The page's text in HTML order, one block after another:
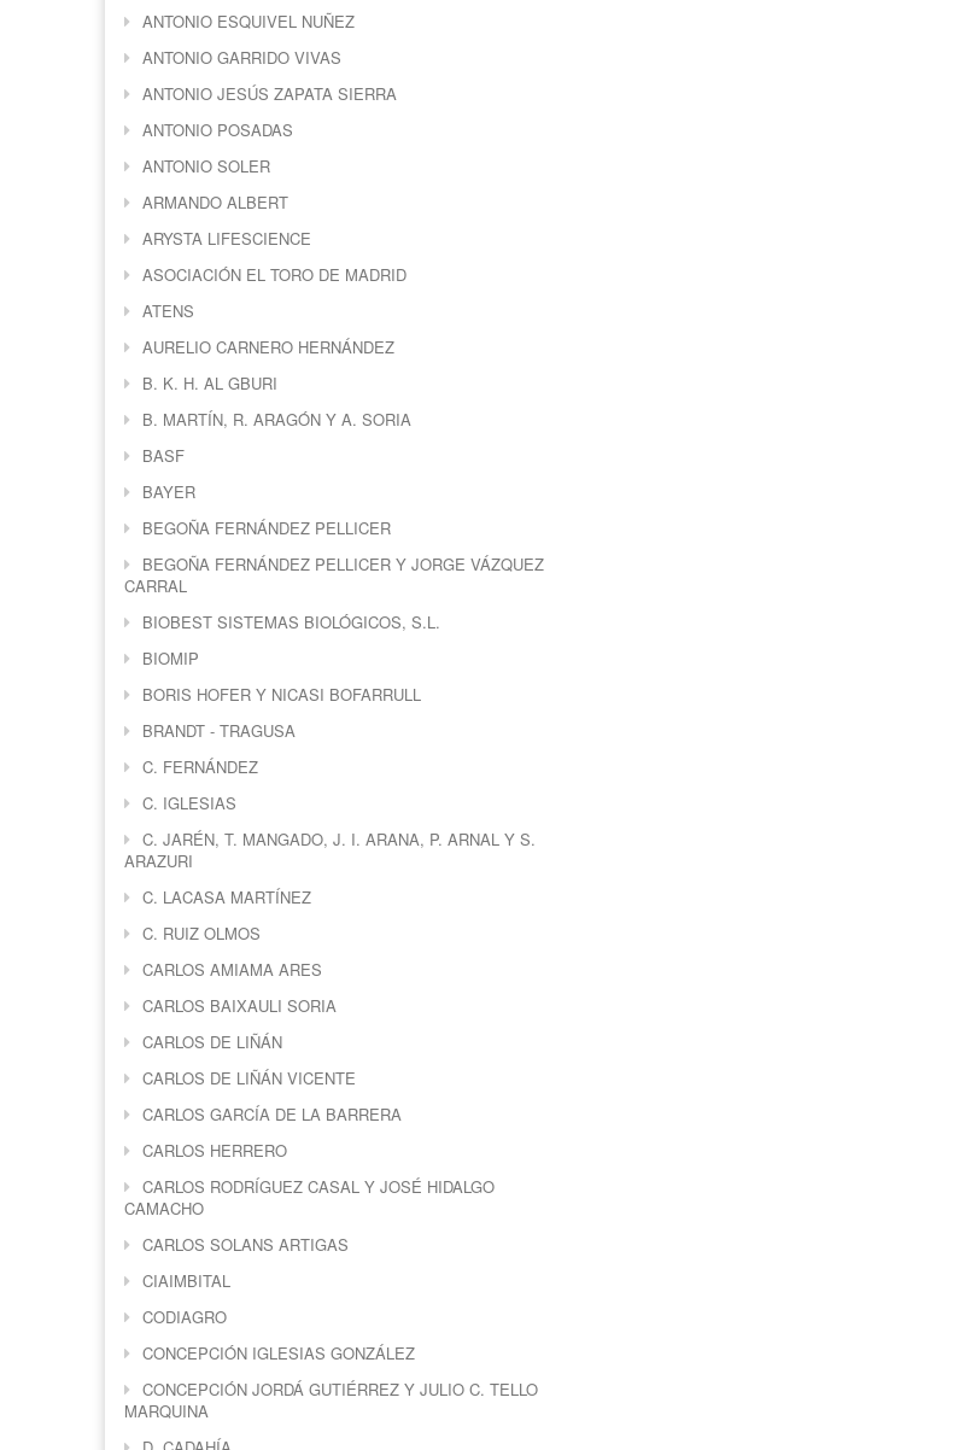
ANTONIO ESQUIVEL NUÑEZ
ANTONIO GARRIDO VIVAS
ANTONIO JESÚS ZAPATA SIERRA
ANTONIO POSADAS
ANTONIO SOLER
ARMANDO ALBERT
ARYSTA LIFESCIENCE
ASOCIACIÓN EL TORO DE MADRID
ATENS
AURELIO CARNERO HERNÁNDEZ
B. K. H. AL GBURI
B. MARTÍN, R. ARAGÓN Y A. SORIA
BASF
BAYER
BEGOÑA FERNÁNDEZ PELLICER
BEGOÑA FERNÁNDEZ PELLICER Y JORGE VÁZQUEZ
CARRAL
BIOBEST SISTEMAS BIOLÓGICOS, S.L.
BIOMIP
BORIS HOFER Y NICASI BOFARRULL
BRANDT - TRAGUSA
C. FERNÁNDEZ
C. IGLESIAS
C. JARÉN, T. MANGADO, J. I. ARANA, P. ARNAL Y S.
ARAZURI
C. LACASA MARTÍNEZ
C. RUIZ OLMOS
CARLOS AMIAMA ARES
CARLOS BAIXAULI SORIA
CARLOS DE LIÑÁN
CARLOS DE LIÑÁN VICENTE
CARLOS GARCÍA DE LA BARRERA
CARLOS HERRERO
CARLOS RODRÍGUEZ CASAL Y JOSÉ HIDALGO
CAMACHO
CARLOS SOLANS ARTIGAS
CIAIMBITAL
CODIAGRO
CONCEPCIÓN IGLESIAS GONZÁLEZ
CONCEPCIÓN JORDÁ GUTIÉRREZ Y JULIO C. TELLO
MARQUINA